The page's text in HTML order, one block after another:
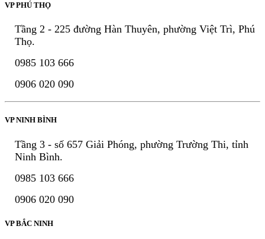
VP PHÚ THỌ
Tầng 2 - 225 đường Hàn Thuyên, phường Việt Trì, Phú
Thọ.
0985 103 666
0906 020 090
VP NINH BÌNH
Tầng 3 - số 657 Giải Phóng, phường Trường Thi, tỉnh
Ninh Bình.
0985 103 666
0906 020 090
VP BẮC NINH